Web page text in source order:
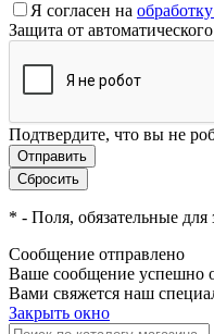
Я согласен на
Защита от
Подтвердите, что вы не
* - Поля, обязательные для
Сообщение отправлено
Ваше сообщение успешно
Вами свяжется наш
Закрыть окно